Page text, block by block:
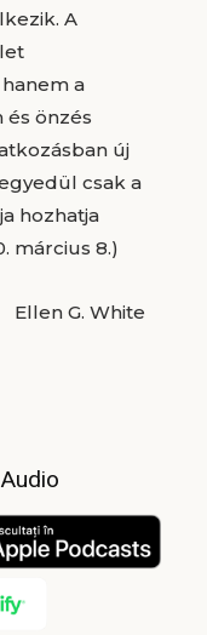
A
a
és önzés
új
csak a
hozhatja
március 8.)
Ellen G. White